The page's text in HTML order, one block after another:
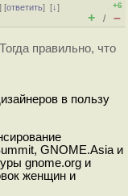
] [ответить][↓]
+6
+ / –
правильно, что
в пользу
GNOME.Asia и
gnome.org и
женщин и